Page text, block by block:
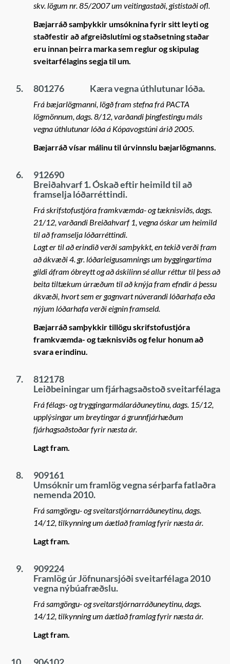
skv. lögum nr. 85/2007 um veitingastaði, gististaði ofl.
Bæjarráð samþykkir umsóknina fyrir sitt leyti og
staðfestir að afgreiðslutími og staðsetning staðar
eru innan þeirra marka sem reglur og skipulag
sveitarfélagins segja til um.
5. 801276 Kæra vegna úthlutunar lóða.
Frá bæjarlögmanni, lögð fram stefna frá PACTA
lögmönnum, dags. 8/12, varðandi þingfestingu máls
vegna úthlutunar lóða á Kópavogstúni árið 2005.
Bæjarráð vísar málinu til úrvinnslu bæjarlögmanns.
6.
912690
Breiðahvarf 1. Óskað eftir heimild til að
framselja lóðarréttindi.
Frá skrifstofustjóra framkvæmda- og tæknisviðs, dags.
21/12, varðandi Breiðahvarf 1, vegna óskar um heimild
til að framselja lóðarréttindi.
Lagt er til að erindið verði samþykkt, en tekið verði fram
að ákvæði 4. gr. lóðarleigusamnings um byggingartíma
gildi áfram óbreytt og að áskilinn sé allur réttur til þess að
beita tiltækum úrræðum til að knýja fram efndir á þessu
ákvæði, hvort sem er gagnvart núverandi lóðarhafa eða
nýjum lóðarhafa verði eignin framseld.
Bæjarráð samþykkir tillögu skrifstofustjóra
framkvæmda- og tæknisviðs og felur honum að
svara erindinu.
7.
812178
Leiðbeiningar um fjárhagsaðstoð sveitarfélaga
Frá félags- og tryggingarmálaráðuneytinu, dags. 15/12,
upplýsingar um breytingar á grunnfjárhæðum
fjárhagsaðstoðar fyrir næsta ár.
Lagt fram.
8.
909161
Umsóknir um framlög vegna sérþarfa fatlaðra
nemenda 2010.
Frá samgöngu- og sveitarstjórnarráðuneytinu, dags.
14/12, tilkynning um áætlað framlag fyrir næsta ár.
Lagt fram.
9.
909224
Framlög úr Jöfnunarsjóði sveitarfélaga 2010
vegna nýbúafræðslu.
Frá samgöngu- og sveitarstjórnarráðuneytinu, dags.
14/12, tilkynning um áætlað framlag fyrir næsta ár.
Lagt fram.